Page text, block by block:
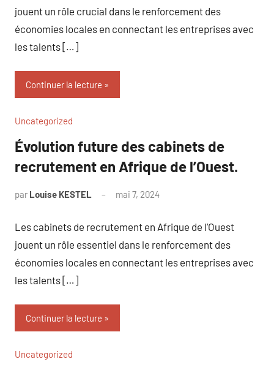
jouent un rôle crucial dans le renforcement des
économies locales en connectant les entreprises avec
les talents […]
Continuer la lecture
Uncategorized
Évolution future des cabinets de
recrutement en Afrique de l’Ouest.
par Louise KESTEL mai 7, 2024
Les cabinets de recrutement en Afrique de l’Ouest
jouent un rôle essentiel dans le renforcement des
économies locales en connectant les entreprises avec
les talents […]
Continuer la lecture
Uncategorized